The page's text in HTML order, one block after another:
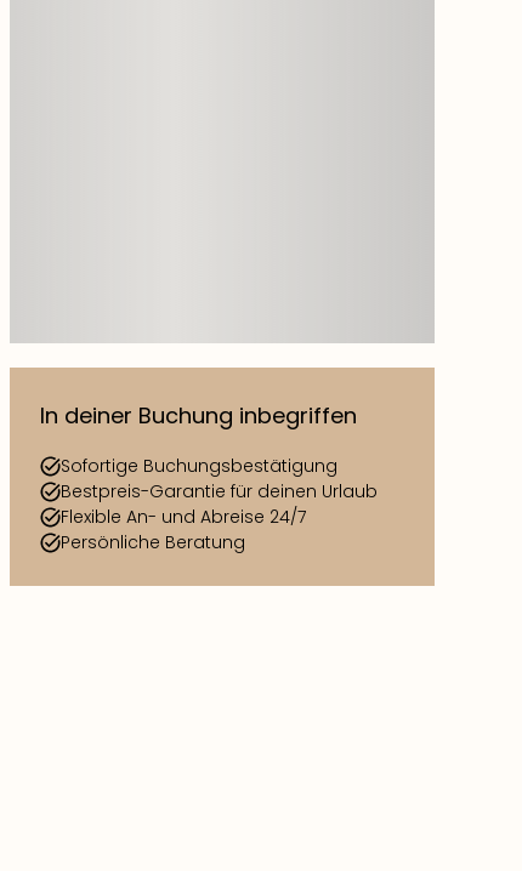
In deiner Buchung inbegriffen
Sofortige Buchungsbestätigung
Bestpreis-Garantie für deinen Urlaub
Flexible An- und Abreise 24/7
Persönliche Beratung